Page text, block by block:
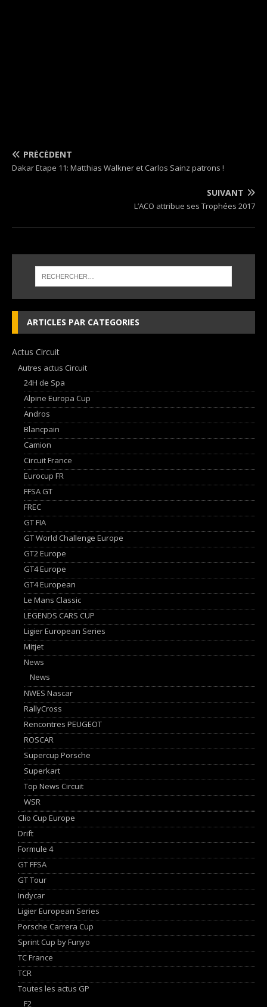
PRÉCÉDENT
Dakar Etape 11: Matthias Walkner et Carlos Sainz patrons !
SUIVANT
L’ACO attribue ses Trophées 2017
ARTICLES PAR CATEGORIES
Actus Circuit
Autres actus Circuit
24H de Spa
Alpine Europa Cup
Andros
Blancpain
Camion
Circuit France
Eurocup FR
FFSA GT
FREC
GT FIA
GT World Challenge Europe
GT2 Europe
GT4 Europe
GT4 European
Le Mans Classic
LEGENDS CARS CUP
Ligier European Series
Mitjet
News
News
NWES Nascar
RallyCross
Rencontres PEUGEOT
ROSCAR
Supercup Porsche
Superkart
Top News Circuit
WSR
Clio Cup Europe
Drift
Formule 4
GT FFSA
GT Tour
Indycar
Ligier European Series
Porsche Carrera Cup
Sprint Cup by Funyo
TC France
TCR
Toutes les actus GP
F2